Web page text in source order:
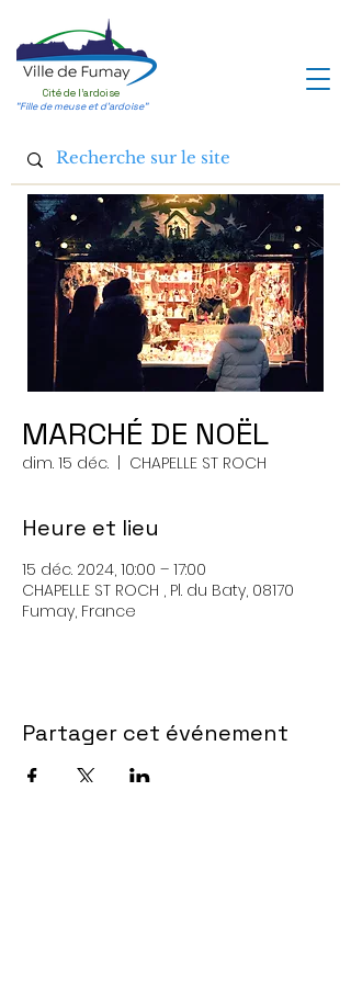
Cité de l'ardoise
"Fille de meuse et d'ardoise"
MARCHÉ DE NOËL
dim. 15 déc. CHAPELLE ST ROCH
Heure et lieu
15 déc. 2024, 10:00 – 17:00
CHAPELLE ST ROCH , Pl. du Baty, 08170
Fumay, France
Partager cet événement